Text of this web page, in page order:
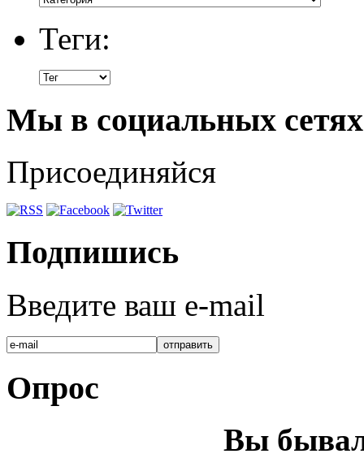
Теги:
Мы в социальных сетях
Присоединяйся
Подпишись
Введите ваш e-mail
Опрос
Вы